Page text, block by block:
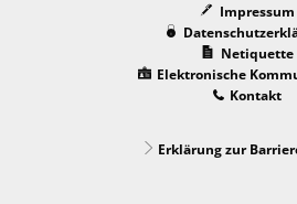
Impressum
Netiquette
Elektronische
Kontakt
Erklärung zur